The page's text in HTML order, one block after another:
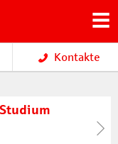
Kontakte